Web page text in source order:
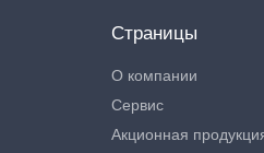
Страницы
О компании
Сервис
Акционная